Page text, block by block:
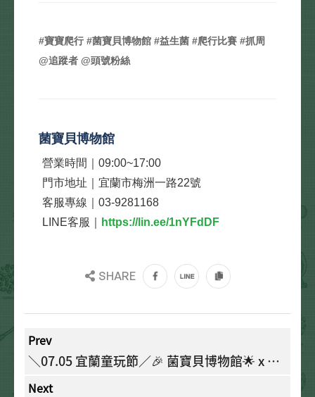
#寶寶爬行 #菌寶貝博物館 #益生菌 #爬行比賽 #抓周
@追蹤者 @頭號粉絲
菌寶貝博物館
營業時間｜09:00~17:00
門市地址｜宜蘭市梅洲一路22號
客服專線｜03-9281168
LINE客服｜
https://lin.ee/1nYFdDF
SHARE
Prev
＼07.05 宜蘭童玩節／🎉 菌寶貝博物館🌟 x 童
玩節❤️攜手打造歡樂FUN暑假🎉
Next